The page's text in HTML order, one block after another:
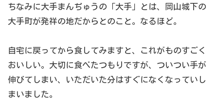
ちなみに大手まんぢゅうの「大手」とは、岡山城下の
大手町が発祥の地だからとのこと。なるほど。
自宅に戻ってから食してみますと、これがものすごく
おいしい。大切に食べたつもりですが、ついつい手が
伸びてしまい、いただいた分はすぐになくなっていし
まいました。